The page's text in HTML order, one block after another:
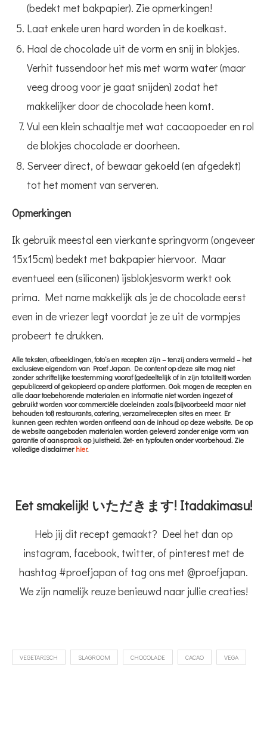
(bedekt met bakpapier). Zie opmerkingen!
Laat enkele uren hard worden in de koelkast.
Haal de chocolade uit de vorm en snij in blokjes.
Verhit tussendoor het mis met warm water (maar
veeg droog voor je gaat snijden) zodat het
makkelijker door de chocolade heen komt.
Vul een klein schaaltje met wat cacaopoeder en rol
de blokjes chocolade er doorheen.
Serveer direct, of bewaar gekoeld (en afgedekt)
tot het moment van serveren.
Opmerkingen
Ik gebruik meestal een vierkante springvorm (ongeveer
15x15cm) bedekt met bakpapier hiervoor. Maar
eventueel een (siliconen) ijsblokjesvorm werkt ook
prima. Met name makkelijk als je de chocolade eerst
even in de vriezer legt voordat je ze uit de vormpjes
probeert te drukken.
Alle teksten, afbeeldingen, foto’s en recepten zijn – tenzij anders vermeld – het
exclusieve eigendom van Proef Japan. De content op deze site mag niet
zonder schriftelijke toestemming vooraf (gedeeltelijk of in zijn totaliteit) worden
gepubliceerd of gekopieerd op andere platformen. Ook mogen de recepten en
alle daar toebehorende materialen en informatie niet worden ingezet of
gebruikt worden voor commerciële doeleinden zoals (bijvoorbeeld maar niet
behouden tot) restaurants, catering, verzamelrecepten sites en meer. Er
kunnen geen rechten worden ontleend aan de inhoud op deze website. De op
de website aangeboden materialen worden geleverd zonder enige vorm van
garantie of aanspraak op juistheid. Zet- en typfouten onder voorbehoud. Zie
volledige disclaimerhier.
Eet smakelijk! いただきます! Itadakimasu!
Heb jij dit recept gemaakt? Deel het dan op
instagram, facebook, twitter, of pinterest met de
hashtag #proefjapan of tag ons met @proefjapan.
We zijn namelijk reuze benieuwd naar jullie creaties!
VEGETARISCH SLAGROOM CHOCOLADE CACAO VEGA